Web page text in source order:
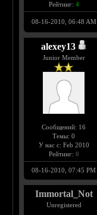
Рейтинг: 4
08-16-2010, 06:48 AM
alexey13
Junior Member
Сообщений: 16
Темы: 0
У нас с: Feb 2010
Рейтинг: 0
08-16-2010, 07:45 PM
Immortal_Not
Unregistered